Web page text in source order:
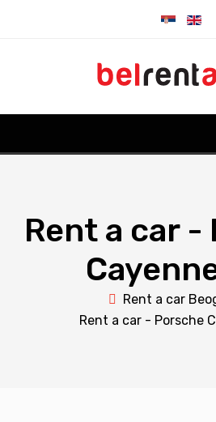
Rent a car -
Rent a car
Rent a car - Porsche